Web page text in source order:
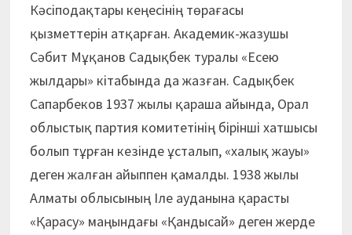
Кәсіподақтары кеңесінің төрағасы
қызметтерін атқарған. Академик-жазушы
Сәбит Мұқанов Садықбек туралы «Есею
жылдары» кітабында да жазған. Садықбек
Сапарбеков 1937 жылы қараша айында, Орал
облыстық партия комитетінің бірінші хатшысы
болып тұрған кезінде ұсталып, «халық жауы»
деген жалған айыппен қамалды. 1938 жылы
Алматы облысының Іле ауданына қарасты
«Қарасу» маңындағы «Қандысай» деген жерде